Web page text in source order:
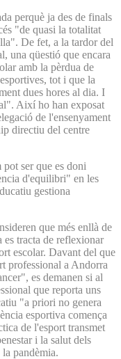
perquè ja des de finals
"de quasi la totalitat
De fet, a la tardor del
una qüestió que encara
amb la pèrdua de
tot i que la
dues hores al dia. I
Així ho han exposat
de l'ensenyament
directiu del centre
ser que es doni
d'equilibri" en les
gestiona
que més enllà de
es tracta de reflexionar
escolar. Davant del que
professional a Andorra
es demanen si al
que reporta uns
"a priori no genera
esportiva comença
de l'esport transmet
i la salut dels
pandèmia.